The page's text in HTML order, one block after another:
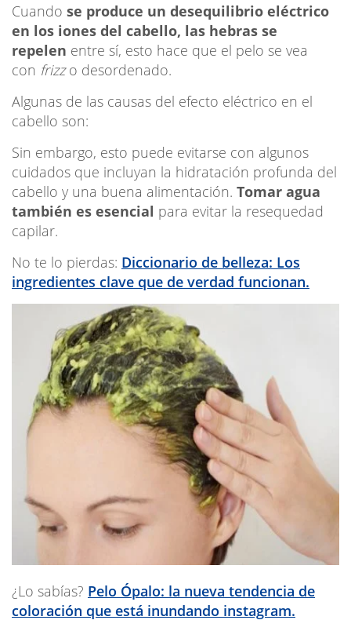
Cuando se produce un desequilibrio eléctrico
en los iones del cabello, las hebras se
repelen entre sí, esto hace que el pelo se vea
con frizzo desordenado.
Algunas de las causas del efecto eléctrico en el
cabello son:
Sin embargo, esto puede evitarse con algunos
cuidados que incluyan la hidratación profunda del
cabello y una buena alimentación. Tomar agua
también es esencial para evitar la resequedad
capilar.
No te lo pierdas: Diccionario de belleza: Los
ingredientes clave que de verdad funcionan.
¿Lo sabías? Pelo Ópalo: la nueva tendencia de
coloración que está inundando instagram.